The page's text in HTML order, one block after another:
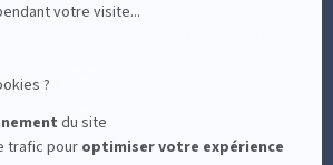
votre visite...
?
du site
trafic pouroptimiservotre expérience
VOS PRÉFÉRENCES EN MATIÈRE DE COOKIES